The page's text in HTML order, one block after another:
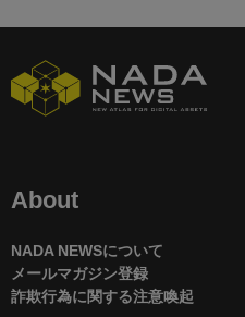
About
NADA NEWSについて
メールマガジン登録
詐欺行為に関する注意喚起